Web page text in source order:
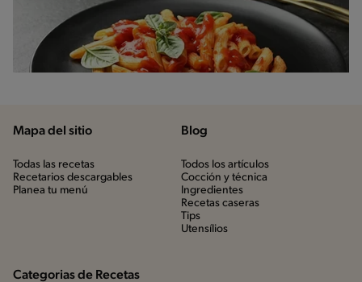
Mapa del sitio
Todas las recetas
Recetarios descargables
Planea tu menú
Blog
Todos los artículos
Cocción y técnica
Ingredientes
Recetas caseras
Tips
Utensílios
Categorias de Recetas